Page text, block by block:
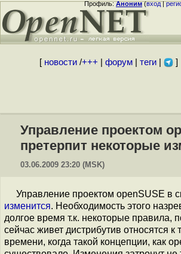
Профиль:Аноним(вход|
[ новости/+++ форум| теги| ]
Управление проектом
претерпит некоторые
03.06.2009 23:20 (MSK)
Управление проектом openSUSE в
изменится. Необходимость этого
долгое время т.к. некоторые правила,
сейчас живет дистрибутив относятся к
времени, когда такой концепции, как